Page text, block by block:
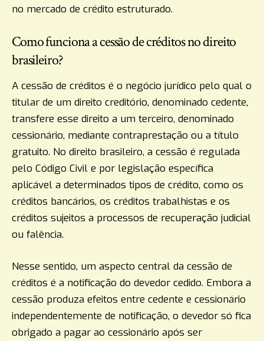
no mercado de crédito estruturado.
Como funciona a cessão de créditos no direito
brasileiro?
A cessão de créditos é o negócio jurídico pelo qual o
titular de um direito creditório, denominado cedente,
transfere esse direito a um terceiro, denominado
cessionário, mediante contraprestação ou a título
gratuito. No direito brasileiro, a cessão é regulada
pelo Código Civil e por legislação específica
aplicável a determinados tipos de crédito, como os
créditos bancários, os créditos trabalhistas e os
créditos sujeitos a processos de recuperação judicial
ou falência.
Nesse sentido, um aspecto central da cessão de
créditos é a notificação do devedor cedido. Embora a
cessão produza efeitos entre cedente e cessionário
independentemente de notificação, o devedor só fica
obrigado a pagar ao cessionário após ser